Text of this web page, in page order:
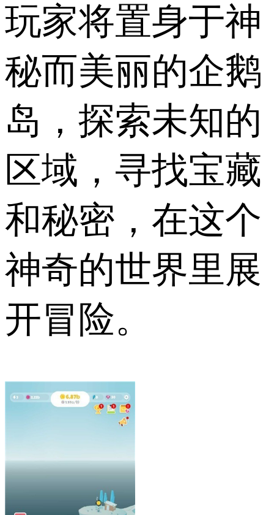
玩家将置身于神
秘而美丽的企鹅
岛，探索未知的
区域，寻找宝藏
和秘密，在这个
神奇的世界里展
开冒险。